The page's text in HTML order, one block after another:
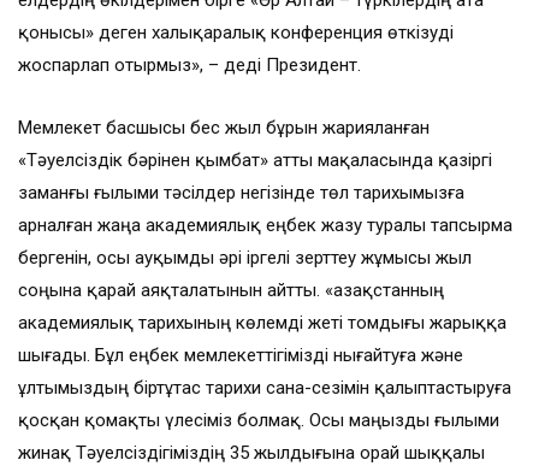
қонысы» деген халықаралық конференция өткізуді
жоспарлап отырмыз», – деді Президент.
Мемлекет басшысы бес жыл бұрын жарияланған
«Тәуелсіздік бәрінен қымбат» атты мақаласында қазіргі
заманғы ғылыми тәсілдер негізінде төл тарихымызға
арналған жаңа академиялық еңбек жазу туралы тапсырма
бергенін, осы ауқымды әрі іргелі зерттеу жұмысы жыл
соңына қарай аяқталатынын айтты. «Қазақстанның
академиялық тарихының көлемді жеті томдығы жарыққа
шығады. Бұл еңбек мемлекеттігімізді нығайтуға және
ұлтымыздың біртұтас тарихи сана-сезімін қалыптастыруға
қосқан қомақты үлесіміз болмақ. Осы маңызды ғылыми
жинақ Тәуелсіздігіміздің 35 жылдығына орай шыққалы